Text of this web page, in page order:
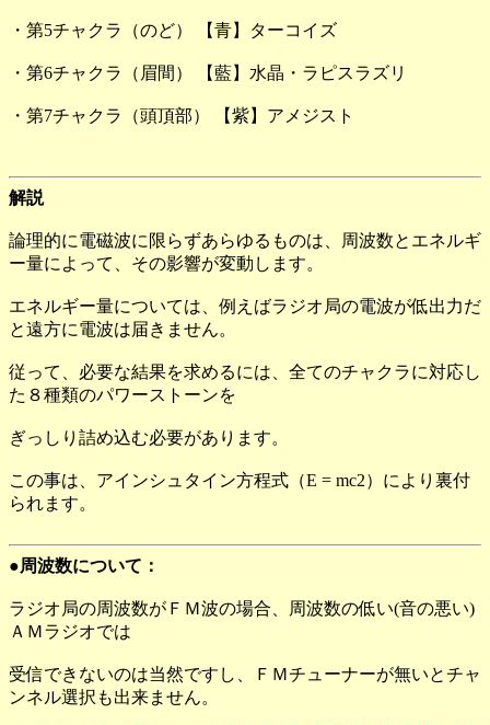
・第5チャクラ（のど） 【青】ターコイズ
・第6チャクラ（眉間） 【藍】水晶・ラピスラズリ
・第7チャクラ（頭頂部） 【紫】アメジスト
解説
論理的に電磁波に限らずあらゆるものは、周波数とエネルギ
ー量によって、その影響が変動します。
エネルギー量については、例えばラジオ局の電波が低出力だ
と遠方に電波は届きません。
従って、必要な結果を求めるには、全てのチャクラに対応し
た８種類のパワーストーンを
ぎっしり詰め込む必要があります。
この事は、アインシュタイン方程式（E = mc2）により裏付
られます。
●周波数について：
ラジオ局の周波数がＦＭ波の場合、周波数の低い(音の悪い)
ＡＭラジオでは
受信できないのは当然ですし、ＦＭチューナーが無いとチャ
ンネル選択も出来ません。